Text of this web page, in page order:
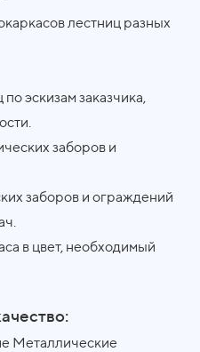
лестниц разных
эскизам заказчика,
заборов и
заборов и ограждений
в цвет, необходимый
Металлические